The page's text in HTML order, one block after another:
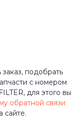
подобрать
с номером
для этого вы
обратной связи
сайте.